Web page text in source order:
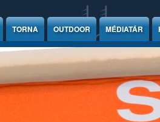
TORNA OUTDOOR MÉDIATÁR